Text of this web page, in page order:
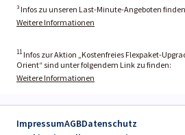
³ Infos zu unseren Last-Minute-Angeboten
Weitere Informationen
11 Infos zur Aktion „Kostenfreies Flexpaket-
Orient“ sind unter folgendem Link zu finden:
Weitere Informationen
ImpressumAGBDatenschutz